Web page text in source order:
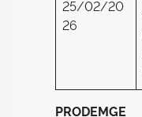
25/02/20
26
PRODEMGE